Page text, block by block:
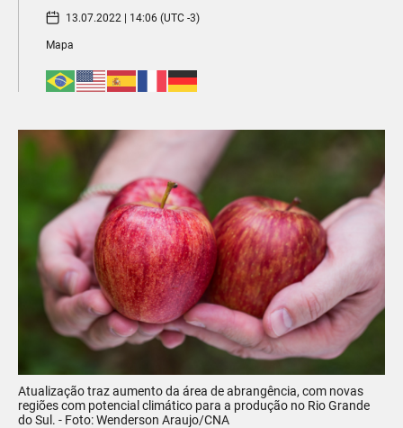
13.07.2022 | 14:06 (UTC -3)
Mapa
Atualização traz aumento da área de abrangência, com novas
regiões com potencial climático para a produção no Rio Grande
do Sul. - Foto: Wenderson Araujo/CNA